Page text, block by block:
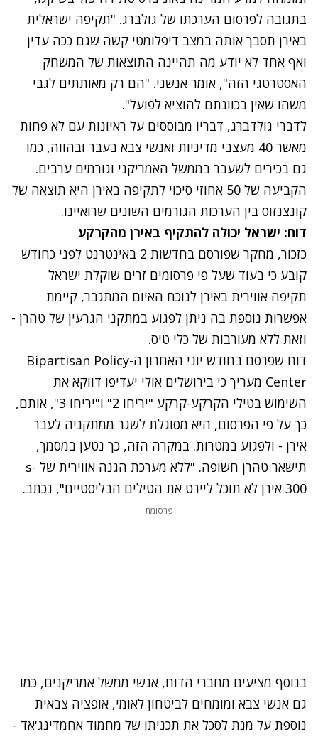
בתגובה לפרסום הערכתו של גולברג. "תקיפה ישראלית
באירן תסבך אותה במצב דיפלומטי קשה שגם ככה עדין
ואף אחד לא יודע מה תהיינה התוצאות של המשחק
האסטרטגי הזה", אומר אנשני. "הם רק מאותתים לגבי
משהו שאין בכוונתם להוציא לפועל".
לדברי גולדברג, דבריו מבוססים על ראיונות עם לא פחות
מאשר 40 מעצבי מדיניות ואנשי צבא בעבר ובהווה, כמו
גם בכירים לשעבר בממשל האמריקני וגורמים ערבים.
הקביעה של 50 אחוזי סיכוי לתקיפה באירן היא תוצאה של
קונצנזוס בין הערכות הגורמים השונים שרואיינו.
דוח: ישראל יכולה להתקיף באירן מהקרקע
כזכור, מחקר שפורסם בחדשות 2 באינטרנט לפני כחודש
קובע כי בעוד שעל פי פרסומים זרים שוקלת ישראל
תקיפה אווירית באירן לנוכח האיום המתגבר, קיימת
אפשרות נוספת בה ניתן לפגוע במתקני הגרעין של טהרן -
וזאת ללא מעורבות של כלי טיס.
דוח שפרסם בחודש יוני האחרון ה-Bipartisan Policy
Center מעריך כי בירושלים אולי יעדיפו דווקא את
השימוש בטילי הקרקע-קרקע "יריחו 2" ו"יריחו 3", אותם,
כך על פי הפרסום, היא מסוגלת לשגר ממתקניה לעבר
אירן - ולפגוע במטרות. במקרה הזה, כך נטען במסמך,
תישאר טהרן חשופה. "ללא מערכת הגנה אווירית של s-
300 אירן לא תוכל ליירט את הטילים הבליסטיים", נכתב.
פרסומת
בנוסף מציעים מחברי הדוח, אנשי ממשל אמריקנים, כמו
גם אנשי צבא ומומחים לביטחון לאומי, אופציה צבאית
נוספת על מנת לסכל את תכניתו של מחמוד אחמדינג'אד -